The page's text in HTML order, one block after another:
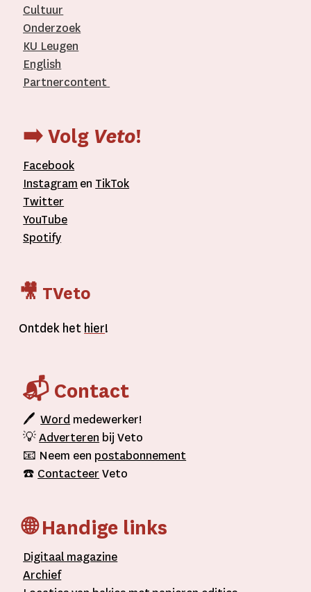
Cultuur
Onderzoek
KU Leugen
English
Partnercontent
➡️ Volg Veto!
Facebook
Instagram en TikTok
Twitter
YouTube
Spotify
🎥 TVeto
Ontdek het hier!
📬 Contact
🖊Word medewerker!
💡Adverteren bij Veto
📧 Neem een postabonnement
☎️ Contacteer Veto
🌐 Handige links
Digitaal magazine
Archief